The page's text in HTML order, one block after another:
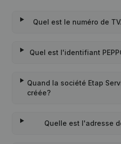
Quel est le numéro de
Quel est l'identifiant
Quand la société Etap
créée?
Quelle est l'adresse